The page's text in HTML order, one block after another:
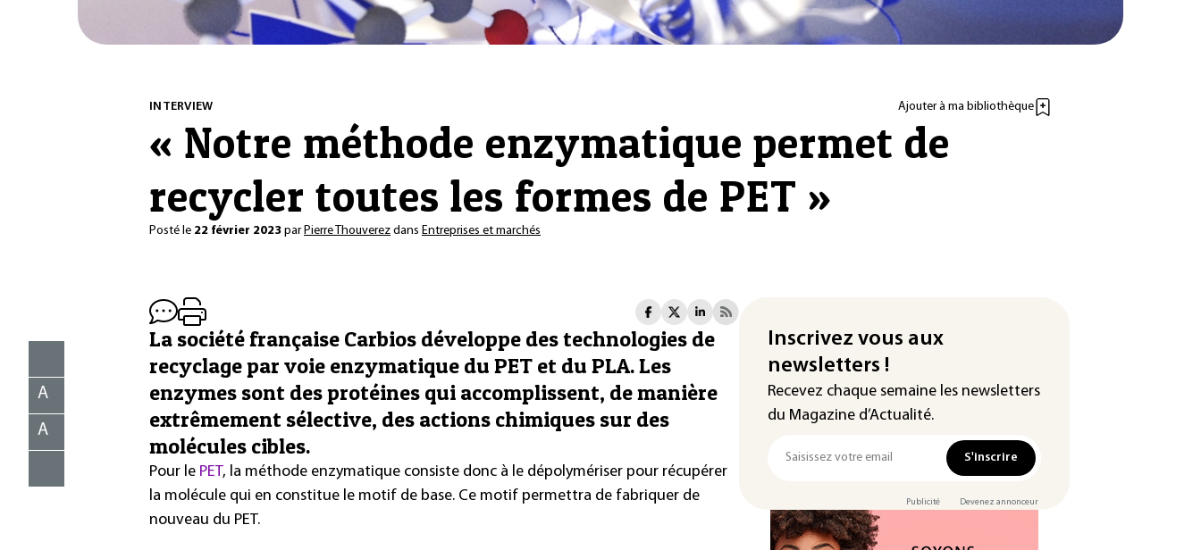
INTERVIEW Ajouter à ma bibliothèque
« Notre méthode enzymatique permet de
recycler toutes les formes de PET »
Posté le 22 février 2023 parPierre Thouverez dans Entreprises et marchés
A
A
La société française Carbios développe des technologies de
recyclage par voie enzymatique du PET et du PLA. Les
enzymes sont des protéines qui accomplissent, de manière
extrêmement sélective, des actions chimiques sur des
molécules cibles.
Pour le PET, la méthode enzymatique consiste donc à le dépolymériser pour récupérer
la molécule qui en constitue le motif de base. Ce motif permettra de fabriquer de
nouveau du PET.
Inscrivez vous aux
newsletters !
Recevez chaque semaine les newsletters
du Magazine d’Actualité.
S'inscrire
Publicité Devenez annonceur